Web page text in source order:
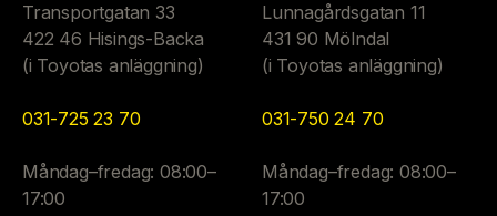
Transportgatan 33
422 46 Hisings-Backa
(i Toyotas anläggning)
031-725 23 70
Måndag–fredag: 08:00–
17:00
Lunnagårdsgatan 11
431 90 Mölndal
(i Toyotas anläggning)
031-750 24 70
Måndag–fredag: 08:00–
17:00